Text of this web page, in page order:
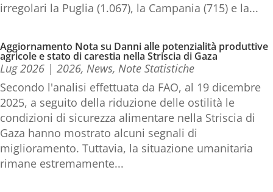
irregolari la Puglia (1.067), la Campania (715) e la...
Aggiornamento Nota su Danni alle potenzialità produttive
agricole e stato di carestia nella Striscia di Gaza
Lug 2026 | 2026, News, Note Statistiche
Secondo l'analisi effettuata da FAO, al 19 dicembre
2025, a seguito della riduzione delle ostilità le
condizioni di sicurezza alimentare nella Striscia di
Gaza hanno mostrato alcuni segnali di
miglioramento. Tuttavia, la situazione umanitaria
rimane estremamente...